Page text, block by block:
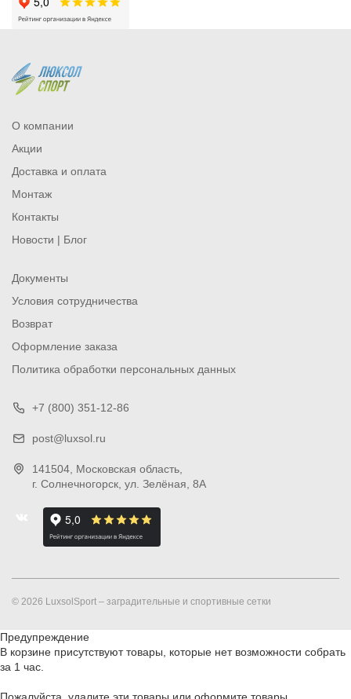
О компании
Акции
Доставка и оплата
Монтаж
Контакты
Новости | Блог
Документы
Условия сотрудничества
Возврат
Оформление заказа
Политика обработки персональных данных
+7 (800) 351-12-86
post@luxsol.ru
141504 , Московская область,
г. Солнечногорск ул. Зелёная, 8А
© 2026 LuxsolSport – заградительные и спортивные сетки
Предупреждение
В корзине присутствуют товары, которые нет возможности собрать
за 1 час.